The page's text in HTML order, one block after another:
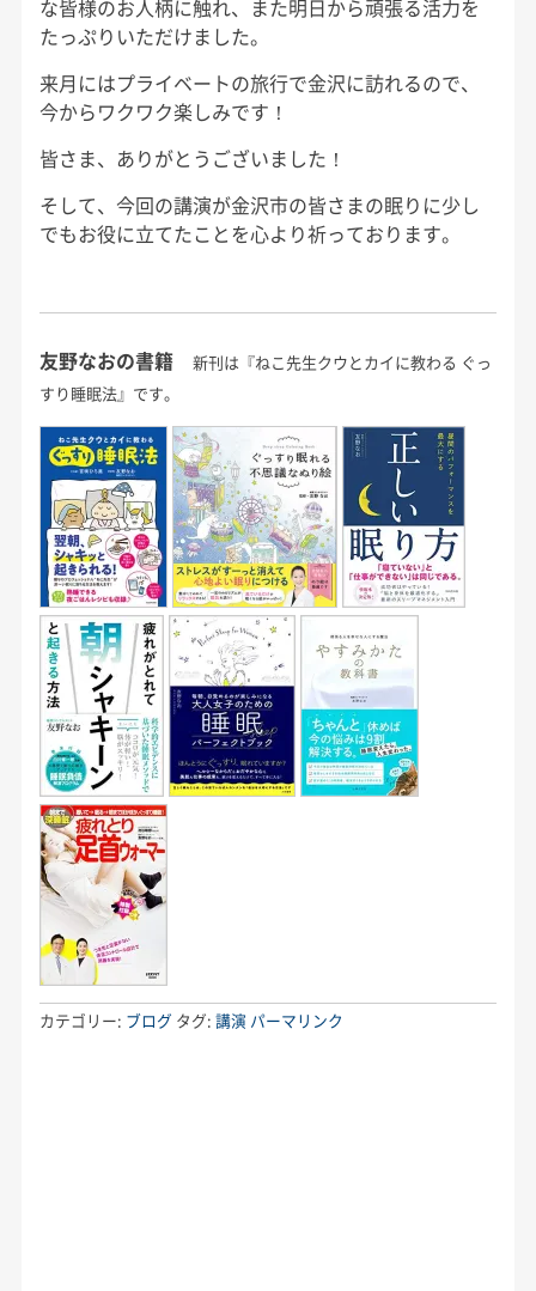
な皆様のお人柄に触れ、また明日から頑張る活力を
たっぷりいただけました。
来月にはプライベートの旅行で金沢に訪れるので、
今からワクワク楽しみです！
皆さま、ありがとうございました！
そして、今回の講演が金沢市の皆さまの眠りに少し
でもお役に立てたことを心より祈っております。
友野なおの書籍
新刊は『ねこ先生クウとカイに教わる ぐっ
すり睡眠法』です。
カテゴリー: ブログ タグ: 講演 パーマリンク